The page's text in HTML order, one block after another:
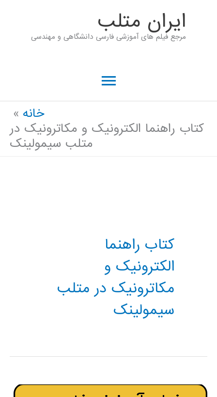
ايران متلب
مرجع فیلم های آموزشی فارسی دانشگاهی و مهندسی
فهرست
خانه
کتاب راهنما الکترونیک و مکاترونیک در
متلب سیمولینک
کتاب راهنما
الکترونیک و
مکاترونیک در متلب
سیمولینک